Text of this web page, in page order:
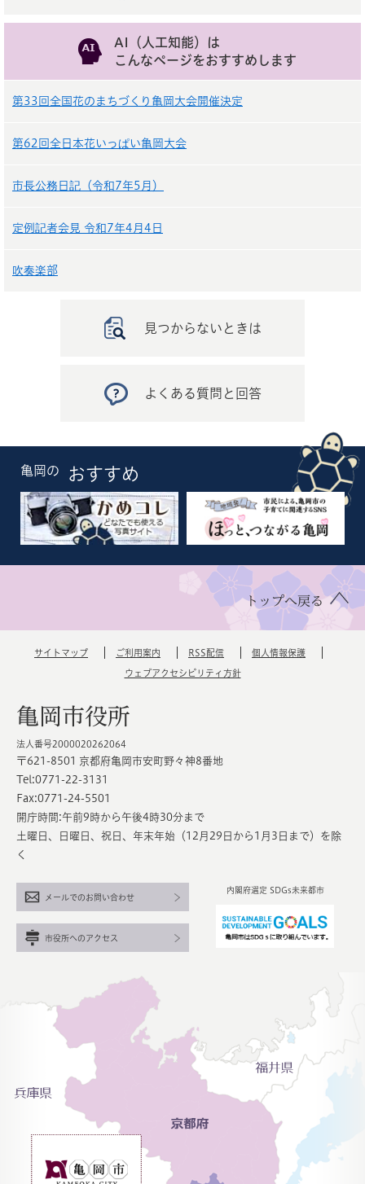
AI（人工知能）は
こんなページをおすすめします
第33回全国花のまちづくり亀岡大会開催決定
第62回全日本花いっぱい亀岡大会
市長公務日記（令和7年5月）
定例記者会見 令和7年4月4日
吹奏楽部
見つからないときは
よくある質問と回答
亀岡の おすすめ
トップへ戻る
サイトマップ ご利用案内 RSS配信 個人情報保護
ウェブアクセシビリティ方針
亀岡市役所
法人番号2000020262064
〒621-8501 京都府亀岡市安町野々神8番地
Tel:0771-22-3131
Fax:0771-24-5501
開庁時間:午前9時から午後4時30分まで
土曜日、日曜日、祝日、年末年始（12月29日から1月3日まで）を除
く
内閣府選定 SDGs未来都市
メールでのお問い合わせ
市役所へのアクセス